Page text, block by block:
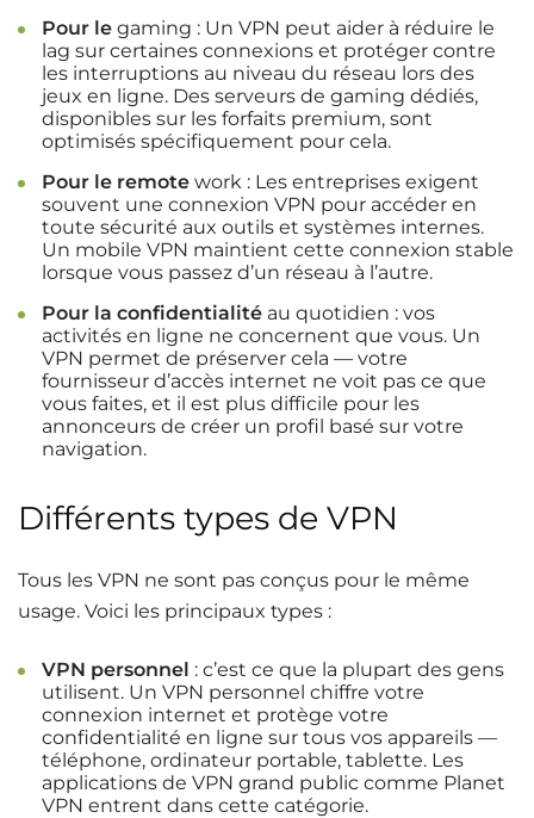
Pour le gaming : Un VPN peut aider à réduire le
lag sur certaines connexions et protéger contre
les interruptions au niveau du réseau lors des
jeux en ligne. Des serveurs de gaming dédiés,
disponibles sur les forfaits premium, sont
optimisés spécifiquement pour cela.
Pour le remote work : Les entreprises exigent
souvent une connexion VPN pour accéder en
toute sécurité aux outils et systèmes internes.
Un mobile VPN maintient cette connexion stable
lorsque vous passez d’un réseau à l’autre.
Pour la confidentialité au quotidien : vos
activités en ligne ne concernent que vous. Un
VPN permet de préserver cela — votre
fournisseur d’accès internet ne voit pas ce que
vous faites, et il est plus difficile pour les
annonceurs de créer un profil basé sur votre
navigation.
Différents types de VPN
Tous les VPN ne sont pas conçus pour le même
usage. Voici les principaux types :
VPN personnel : c’est ce que la plupart des gens
utilisent. Un VPN personnel chiffre votre
connexion internet et protège votre
confidentialité en ligne sur tous vos appareils —
téléphone, ordinateur portable, tablette. Les
applications de VPN grand public comme Planet
VPN entrent dans cette catégorie.